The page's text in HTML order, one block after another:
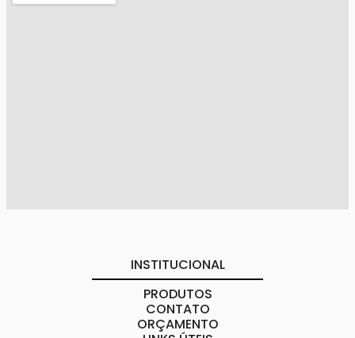
INSTITUCIONAL
PRODUTOS
CONTATO
ORÇAMENTO